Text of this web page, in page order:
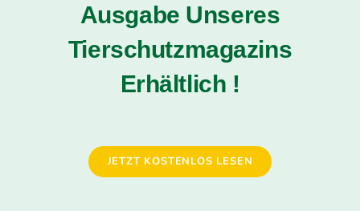
Ausgabe Unseres
Tierschutzmagazins
Erhältlich !
JETZT KOSTENLOS LESEN